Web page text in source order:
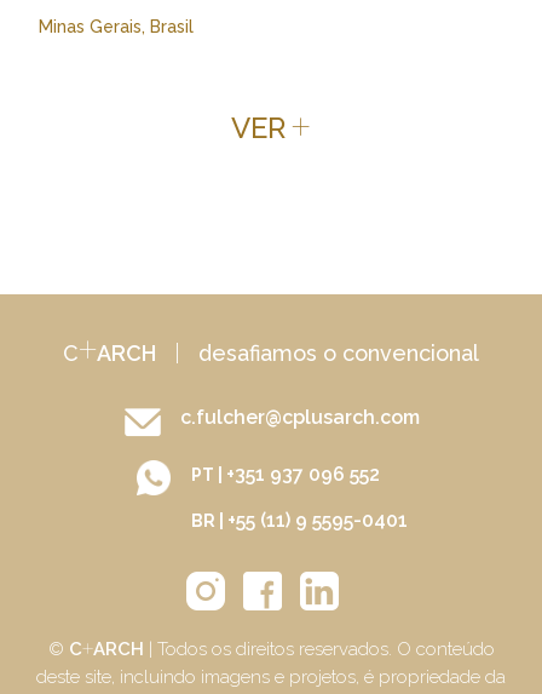
Minas Gerais, Brasil
VER+
C+ARCH desafiamos o convencional
c.fulcher@cplusarch.com
PT | +351 937 096 552
BR | +55 (11) 9 5595-0401
© C+ARCH
| Todos os direitos reservados. O conteúdo
deste site, incluindo imagens e projetos, é propriedade da